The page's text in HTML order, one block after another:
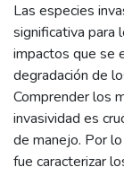
Las especies
significativa para
impactos que se
degradación de
Comprender los
invasividad es
de manejo. Por
fue caracterizar